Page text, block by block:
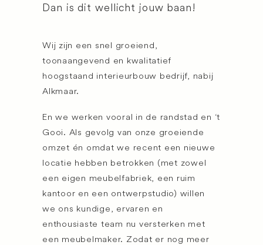
Dan is dit wellicht jouw baan!
Wij zijn een snel groeiend,
toonaangevend en kwalitatief
hoogstaand interieurbouw bedrijf, nabij
Alkmaar.
En we werken vooral in de randstad en ‘t
Gooi. Als gevolg van onze groeiende
omzet én omdat we recent een nieuwe
locatie hebben betrokken (met zowel
een eigen meubelfabriek, een ruim
kantoor en een ontwerpstudio) willen
we ons kundige, ervaren en
enthousiaste team nu versterken met
een meubelmaker. Zodat er nog meer